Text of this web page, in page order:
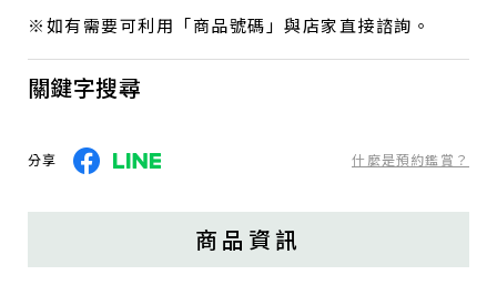
※如有需要可利用「商品號碼」與店家直接諮詢。
關鍵字搜尋
分享 什麼是預約鑑賞？
商品資訊